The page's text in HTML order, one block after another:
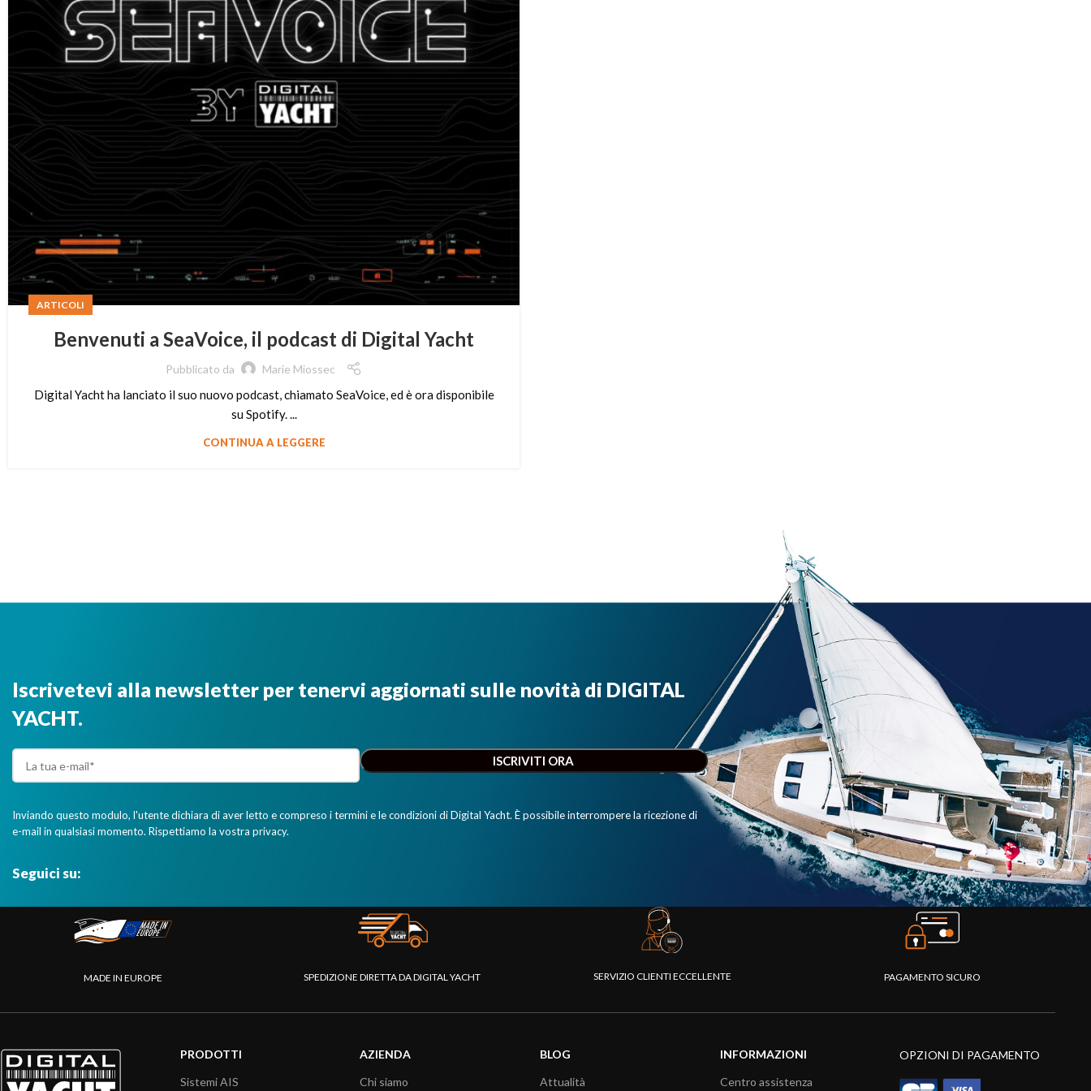
ARTICOLI
Benvenuti a SeaVoice, il podcast di Digital Yacht
Pubblicato da Marie Miossec
Digital Yacht ha lanciato il suo nuovo podcast, chiamato SeaVoice, ed è ora disponibile
su Spotify. ...
CONTINUA A LEGGERE
Iscrivetevi alla newsletter per tenervi aggiornati sulle novità di DIGITAL
YACHT.
Inviando questo modulo, l'utente dichiara di aver letto e compreso i termini e le condizioni di Digital Yacht. È possibile interrompere la ricezione di
e-mail in qualsiasi momento. Rispettiamo la vostra privacy.
Seguici su:
MADE IN EUROPE SPEDIZIONE DIRETTA DA DIGITAL YACHT SERVIZIO CLIENTI ECCELLENTE PAGAMENTO SICURO
PRODOTTI
Sistemi AIS
AZIENDA
Chi siamo
BLOG
Attualità
INFORMAZIONI
Centro assistenza
OPZIONI DI PAGAMENTO